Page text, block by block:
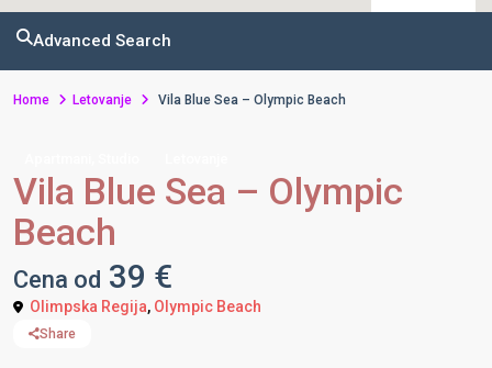
Advanced Search
Home Letovanje Vila Blue Sea – Olympic Beach
Vila Blue Sea – Olympic
Beach
Cena od 39 €
Olimpska Regija, Olympic Beach
Share